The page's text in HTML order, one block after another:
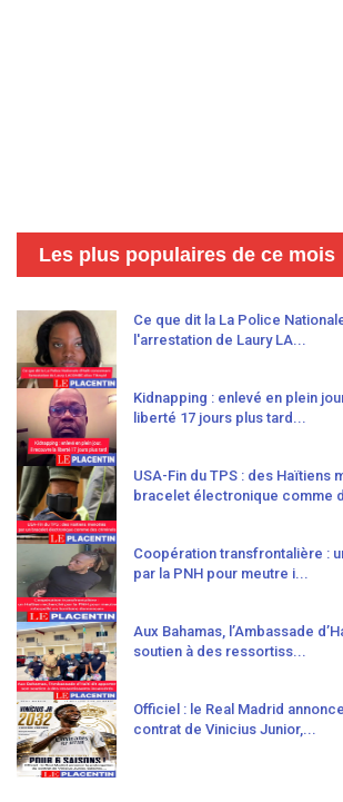
Les plus populaires de ce mois
Ce que dit la La Police
l'arrestation de Laury LA...
Kidnapping : enlevé en plein
liberté 17 jours plus tard...
USA-Fin du TPS : des Haïtiens
bracelet électronique comme
Coopération transfrontalière :
par la PNH pour meutre i...
Aux Bahamas, l’Ambassade
soutien à des ressortiss...
Officiel : le Real Madrid
contrat de Vinicius Junior,...